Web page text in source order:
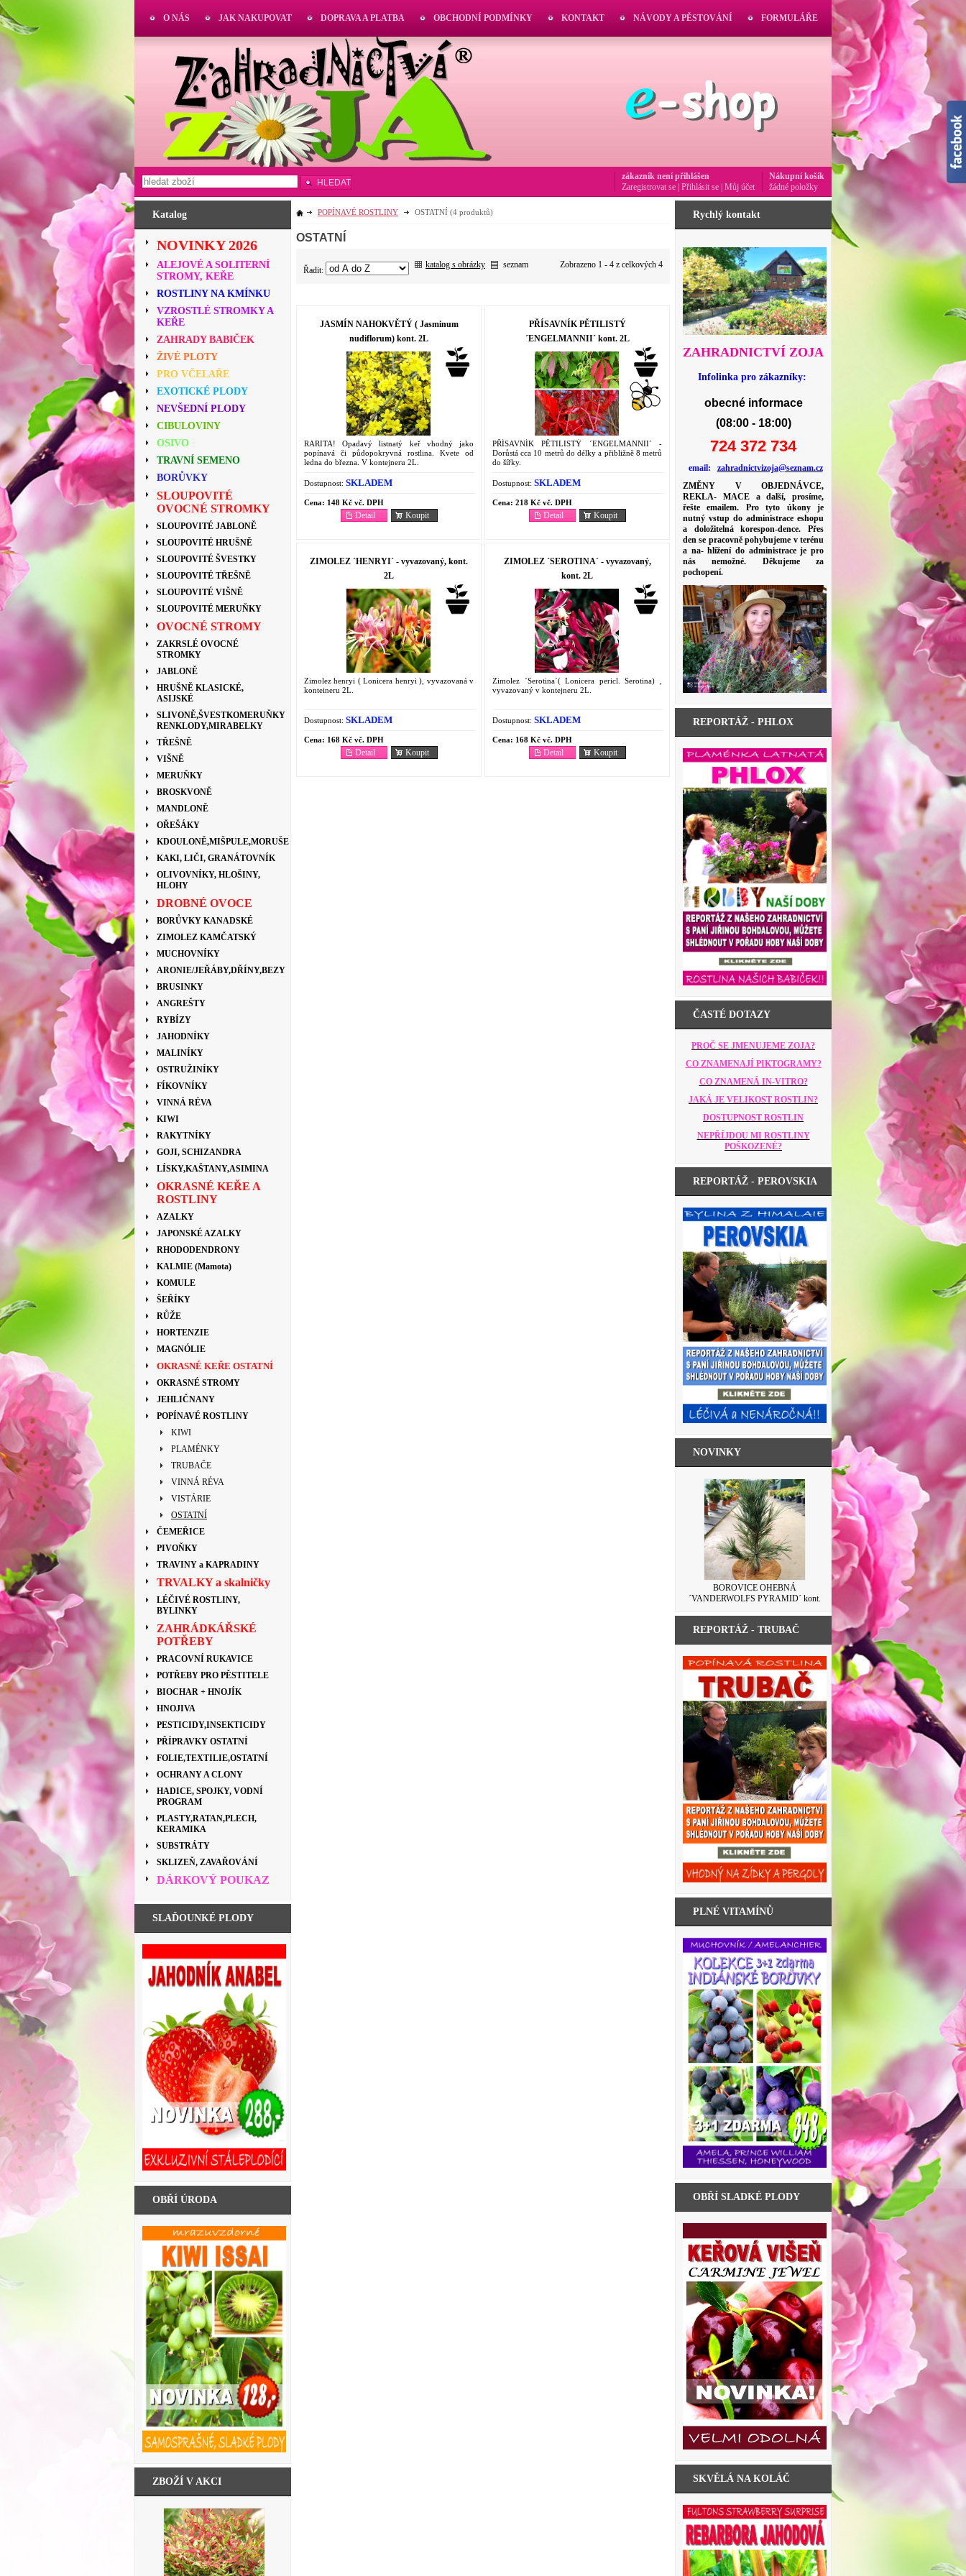
Katalog
NOVINKY 2026
ALEJOVÉ A SOLITERNÍ
STROMY, KEŘE
ROSTLINY NA KMÍNKU
VZROSTLÉ STROMKY A
KEŘE
ZAHRADY BABIČEK
ŽIVÉ PLOTY
PRO VČELAŘE
EXOTICKÉ PLODY
NEVŠEDNÍ PLODY
CIBULOVINY
OSIVO
TRAVNÍ SEMENO
BORŮVKY
SLOUPOVITÉ
OVOCNÉ STROMKY
SLOUPOVITÉ JABLONĚ
SLOUPOVITÉ HRUŠNĚ
SLOUPOVITÉ ŠVESTKY
SLOUPOVITÉ TŘEŠNĚ
SLOUPOVITÉ VIŠNĚ
SLOUPOVITÉ MERUŇKY
OVOCNÉ STROMY
ZAKRSLÉ OVOCNÉ
STROMKY
JABLONĚ
HRUŠNĚ KLASICKÉ,
ASIJSKÉ
SLIVONĚ,ŠVESTKOMERUŇKY
RENKLODY,MIRABELKY
TŘEŠNĚ
VIŠNĚ
MERUŇKY
BROSKVONĚ
MANDLONĚ
OŘEŠÁKY
KDOULONĚ,MIŠPULE,MORUŠE
KAKI, LIČI, GRANÁTOVNÍK
OLIVOVNÍKY, HLOŠINY,
HLOHY
DROBNÉ OVOCE
BORŮVKY KANADSKÉ
ZIMOLEZ KAMČATSKÝ
MUCHOVNÍKY
ARONIE/JEŘÁBY,DŘÍNY,BEZY
BRUSINKY
ANGREŠTY
RYBÍZY
JAHODNÍKY
MALINÍKY
OSTRUŽINÍKY
FÍKOVNÍKY
VINNÁ RÉVA
KIWI
RAKYTNÍKY
GOJI, SCHIZANDRA
LÍSKY,KAŠTANY,ASIMINA
OKRASNÉ KEŘE A
ROSTLINY
AZALKY
JAPONSKÉ AZALKY
RHODODENDRONY
KALMIE (Mamota)
KOMULE
ŠEŘÍKY
RŮŽE
HORTENZIE
MAGNÓLIE
OKRASNÉ KEŘE OSTATNÍ
OKRASNÉ STROMY
JEHLIČNANY
POPÍNAVÉ ROSTLINY
KIWI
PLAMÉNKY
TRUBAČE
VINNÁ RÉVA
VISTÁRIE
OSTATNÍ
ČEMEŘICE
PIVOŇKY
TRAVINY a KAPRADINY
TRVALKY a skalničky
LÉČIVÉ ROSTLINY,
BYLINKY
ZAHRÁDKÁŘSKÉ
POTŘEBY
PRACOVNÍ RUKAVICE
POTŘEBY PRO PĚSTITELE
BIOCHAR + HNOJÍK
HNOJIVA
PESTICIDY,INSEKTICIDY
PŘÍPRAVKY OSTATNÍ
FOLIE,TEXTILIE,OSTATNÍ
OCHRANY A CLONY
HADICE, SPOJKY, VODNÍ
PROGRAM
PLASTY,RATAN,PLECH,
KERAMIKA
SUBSTRÁTY
SKLIZEŇ, ZAVAŘOVÁNÍ
DÁRKOVÝ POUKAZ
SLAĎOUNKÉ PLODY
OBŘÍ ÚRODA
ZBOŽÍ V AKCI
POPÍNAVÉ ROSTLINY OSTATNÍ (4 produktů)
OSTATNÍ
Řadit:
katalog s obrázky seznam Zobrazeno 1 - 4 z celkových 4
JASMÍN NAHOKVĚTÝ ( Jasminum
nudiflorum) kont. 2L
RARITA! Opadavý listnatý keř vhodný jako
popínavá či půdopokryvná rostlina. Kvete od
ledna do března. V kontejneru 2L.
Dostupnost: SKLADEM
Cena: 148 Kč vč. DPH
Koupit
Detail
PŘÍSAVNÍK PĚTILISTÝ
´ENGELMANNII´ kont. 2L
PŘÍSAVNÍK PĚTILISTÝ ´ENGELMANNII´ -
Dorůstá cca 10 metrů do délky a přibližně 8 metrů
do šířky.
Dostupnost: SKLADEM
Cena: 218 Kč vč. DPH
Koupit
Detail
ZIMOLEZ ´HENRYI´ - vyvazovaný, kont.
2L
Zimolez henryi ( Lonicera henryi ), vyvazovaná v
konteineru 2L.
Dostupnost: SKLADEM
Cena: 168 Kč vč. DPH
Koupit
Detail
ZIMOLEZ ´SEROTINA´ - vyvazovaný,
kont. 2L
Zimolez ´Serotina´( Lonicera pericl. Serotina) ,
vyvazovaný v kontejneru 2L.
Dostupnost: SKLADEM
Cena: 168 Kč vč. DPH
Koupit
Detail
Rychlý kontakt
ZAHRADNICTVÍ ZOJA
Infolinka pro zákazníky:
obecné informace
(08:00 - 18:00)
724 372 734
email: zahradnictvizoja@seznam.cz
ZMĚNY V OBJEDNÁVCE,
REKLA- MACE a další, prosíme,
řešte emailem. Pro tyto úkony je
nutný vstup do administrace eshopu
a doložitelná korespon-dence. Přes
den se pracovně pohybujeme v terénu
a na- hlížení do administrace je pro
nás nemožné. Děkujeme za
pochopení.
REPORTÁŽ - PHLOX
ČASTÉ DOTAZY
PROČ SE JMENUJEME ZOJA?
CO ZNAMENAJÍ PIKTOGRAMY?
CO ZNAMENÁ IN-VITRO?
JAKÁ JE VELIKOST ROSTLIN?
DOSTUPNOST ROSTLIN
NEPŘÍJDOU MI ROSTLINY
POŠKOZENÉ?
REPORTÁŽ - PEROVSKIA
NOVINKY
BOROVICE OHEBNÁ
´VANDERWOLFS PYRAMID´ kont.
SKLENICE ZAVAŘOVACÍ S VÍČKEM
LEVANDULE 500ML
REPORTÁŽ - TRUBAČ
PLNÉ VITAMÍNŮ
OBŘÍ SLADKÉ PLODY
SKVĚLÁ NA KOLÁČ
O NÁS JAK NAKUPOVAT DOPRAVA A PLATBA OBCHODNÍ PODMÍNKY KONTAKT NÁVODY A PĚSTOVÁNÍ FORMULÁŘE
HLEDAT
Nákupní košík
žádné položky
zákazník není přihlášen
Zaregistrovat se Přihlásit se Můj účet